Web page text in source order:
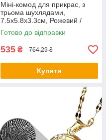
Міні-комод для прикрас, з
трьома шухлядами,
7.5х5.8х3.3см, Рожевий /
Настільна скринька /
Текстильний органайзер
Готово до відправки
535 ₴ 764,29 ₴
Купити